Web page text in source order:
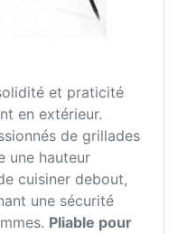
et praticité
en extérieur.
de grillades
une hauteur
cuisiner debout,
une sécurité
Pliable pour